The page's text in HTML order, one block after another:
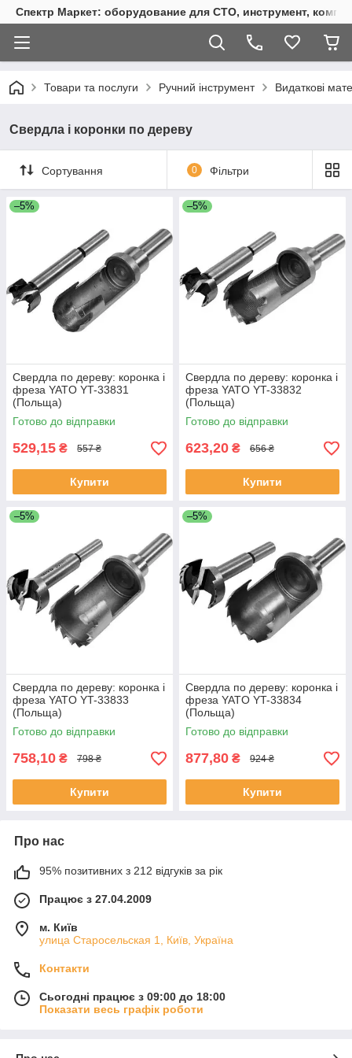
Спектр Маркет: оборудование для СТО, инструмент,
Товари та послуги Ручний інструмент Видаткові
Свердла і коронки по дереву
Сортування 0 Фільтри
–5%
Свердла по дереву: коронка і
фреза YATO YT-33831
(Польща)
Готово до відправки
529,15 ₴ 557 ₴
Купити
–5%
Свердла по дереву: коронка і
фреза YATO YT-33832
(Польща)
Готово до відправки
623,20 ₴ 656 ₴
Купити
–5%
Свердла по дереву: коронка і
фреза YATO YT-33833
(Польща)
Готово до відправки
758,10 ₴ 798 ₴
Купити
–5%
Свердла по дереву: коронка і
фреза YATO YT-33834
(Польща)
Готово до відправки
877,80 ₴ 924 ₴
Купити
Про нас
95% позитивних з 212 відгуків за рік
Працює з 27.04.2009
м. Київ
улица Старосельская 1, Київ, Україна
Контакти
Сьогодні працює з 09:00 до 18:00
Показати весь графік роботи